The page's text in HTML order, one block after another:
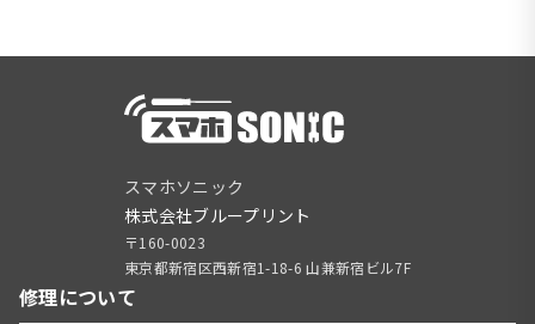
スマホソニック
株式会社ブループリント
〒160-0023
東京都新宿区西新宿1-18-6 山兼新宿ビル7F
修理について